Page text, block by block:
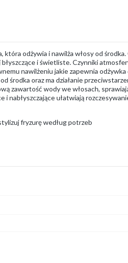
która odżywia i nawilża włosy od
i świetliste. Czynniki
nawilżeniu jakie zapewnia
środka oraz ma działanie
zawartość wody we włosach,
ułatwiają
fryzurę według potrzeb